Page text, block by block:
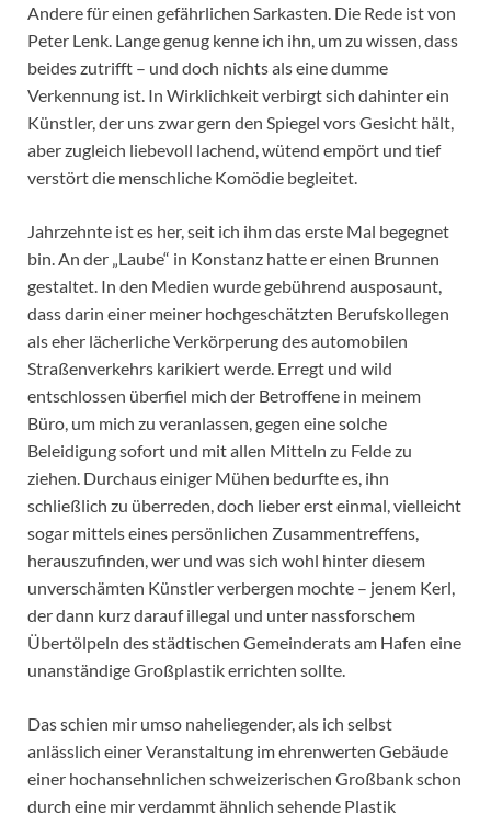
Andere für einen gefährlichen Sarkasten. Die Rede ist von
Peter Lenk. Lange genug kenne ich ihn, um zu wissen, dass
beides zutrifft – und doch nichts als eine dumme
Verkennung ist. In Wirklichkeit verbirgt sich dahinter ein
Künstler, der uns zwar gern den Spiegel vors Gesicht hält,
aber zugleich liebevoll lachend, wütend empört und tief
verstört die menschliche Komödie begleitet.
Jahrzehnte ist es her, seit ich ihm das erste Mal begegnet
bin. An der „Laube“ in Konstanz hatte er einen Brunnen
gestaltet. In den Medien wurde gebührend ausposaunt,
dass darin einer meiner hochgeschätzten Berufskollegen
als eher lächerliche Verkörperung des automobilen
Straßenverkehrs karikiert werde. Erregt und wild
entschlossen überfiel mich der Betroffene in meinem
Büro, um mich zu veranlassen, gegen eine solche
Beleidigung sofort und mit allen Mitteln zu Felde zu
ziehen. Durchaus einiger Mühen bedurfte es, ihn
schließlich zu überreden, doch lieber erst einmal, vielleicht
sogar mittels eines persönlichen Zusammentreffens,
herauszufinden, wer und was sich wohl hinter diesem
unverschämten Künstler verbergen mochte – jenem Kerl,
der dann kurz darauf illegal und unter nassforschem
Übertölpeln des städtischen Gemeinderats am Hafen eine
unanständige Großplastik errichten sollte.
Das schien mir umso naheliegender, als ich selbst
anlässlich einer Veranstaltung im ehrenwerten Gebäude
einer hochansehnlichen schweizerischen Großbank schon
durch eine mir verdammt ähnlich sehende Plastik